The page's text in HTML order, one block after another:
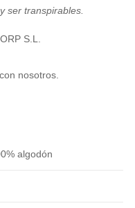
ser transpirables.
S.L.
nosotros.
algodón